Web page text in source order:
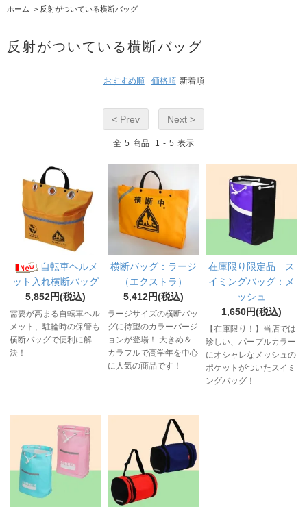
ホーム > 反射がついている横断バッグ
反射がついている横断バッグ
おすすめ順 価格順 新着順
< Prev Next >
全 5 商品 1 - 5 表示
自転車ヘルメ
ット入れ横断バッグ
5,852円(税込)
需要が高まる自転車ヘル
メット、駐輪時の保管も
横断バッグで便利に解
決！
横断バッグ：ラージ
（エクストラ）
5,412円(税込)
ラージサイズの横断バッ
グに待望のカラーバージ
ョンが登場！ 大きめ＆
カラフルで高学年を中心
に人気の商品です！
在庫限り限定品 ス
イミングバッグ：メ
ッシュ
1,650円(税込)
【在庫限り！】当店では
珍しい、パープルカラー
にオシャレなメッシュの
ポケットがついたスイミ
ングバッグ！